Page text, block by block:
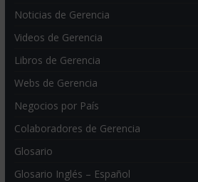
Noticias de Gerencia
Videos de Gerencia
Libros de Gerencia
Webs de Gerencia
Negocios por País
Colaboradores de Gerencia
Glosario
Glosario Inglés – Español